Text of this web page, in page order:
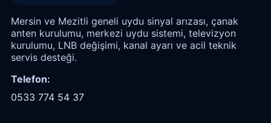
Mersin ve Mezitli geneli uydu sinyal arızası, çanak
anten kurulumu, merkezi uydu sistemi, televizyon
kurulumu, LNB değişimi, kanal ayarı ve acil teknik
servis desteği.
Telefon:
0533 774 54 37